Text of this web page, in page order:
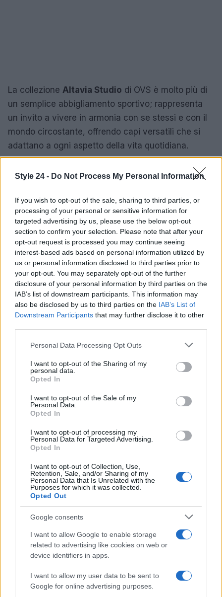
Style 24 - Do Not Process My Personal Information
If you wish to opt-out of the sale, sharing to third parties, or
processing of your personal or sensitive information for
targeted advertising by us, please use the below opt-out
section to confirm your selection. Please note that after your
opt-out request is processed you may continue seeing
interest-based ads based on personal information utilized by
us or personal information disclosed to third parties prior to
your opt-out. You may separately opt-out of the further
disclosure of your personal information by third parties on the
IAB’s list of downstream participants. This information may
also be disclosed by us to third parties on the IAB’s List of
Downstream Participants that may further disclose it to other
Please note that this website/app uses one or more Google
not limited to your visit or usage behaviour. You may click to
grant or deny consent to Google and its third-party tags to
use your data for below specified purposes in below Google
consent section.
Personal Data Processing Opt Outs
I want to opt-out of the Sharing of my
personal data.
Opted In
I want to opt-out of the Sale of my
Personal Data.
Opted In
I want to opt-out of processing my
Personal Data for Targeted Advertising.
Opted In
I want to opt-out of Collection, Use,
Retention, Sale, and/or Sharing of my
Personal Data that Is Unrelated with the
Purposes for which it was collected.
Opted Out
Google consents
I want to allow Google to enable storage
related to advertising like cookies on web or
device identifiers in apps.
I want to allow my user data to be sent to
Google for online advertising purposes.
La collezione Altavia Studio di OVS è molto più di
un semplice abbigliamento sportivo; rappresenta
un invito a vivere in armonia con se stessi e con il
mondo circostante, offrendo capi versatili che si
adattano a ogni aspetto della vita quotidiana.
Staff
Continua a leggere
LIFESTYLE